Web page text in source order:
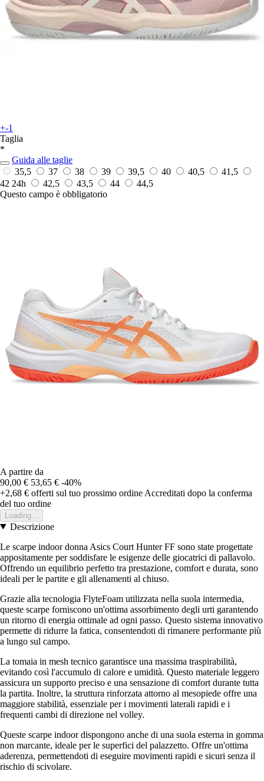
+-1
Taglia
*
Guida alle taglie
35,5
37 38 39 39,5 40 40,5
41,5
42 24h 42,5 43,5 44
44,5
Questo campo è obbligatorio
A partire da
90,00 € 53,65 € -40%
+2,68 € offerti sul tuo prossimo ordine Accreditati dopo la conferma
del tuo ordine
Loading...
Descrizione
Le scarpe indoor donna Asics Court Hunter FF sono state progettate
appositamente per soddisfare le esigenze delle giocatrici di pallavolo.
Offrendo un equilibrio perfetto tra prestazione, comfort e durata, sono
ideali per le partite e gli allenamenti al chiuso.
Grazie alla tecnologia FlyteFoam utilizzata nella suola intermedia,
queste scarpe forniscono un'ottima assorbimento degli urti garantendo
un ritorno di energia ottimale ad ogni passo. Questo sistema innovativo
permette di ridurre la fatica, consentendoti di rimanere performante più
a lungo sul campo.
La tomaia in mesh tecnico garantisce una massima traspirabilità,
evitando così l'accumulo di calore e umidità. Questo materiale leggero
assicura un supporto preciso e una sensazione di comfort durante tutta
la partita. Inoltre, la struttura rinforzata attorno al mesopiede offre una
maggiore stabilità, essenziale per i movimenti laterali rapidi e i
frequenti cambi di direzione nel volley.
Queste scarpe indoor dispongono anche di una suola esterna in gomma
non marcante, ideale per le superfici del palazzetto. Offre un'ottima
aderenza, permettendoti di eseguire movimenti rapidi e sicuri senza il
rischio di scivolare.